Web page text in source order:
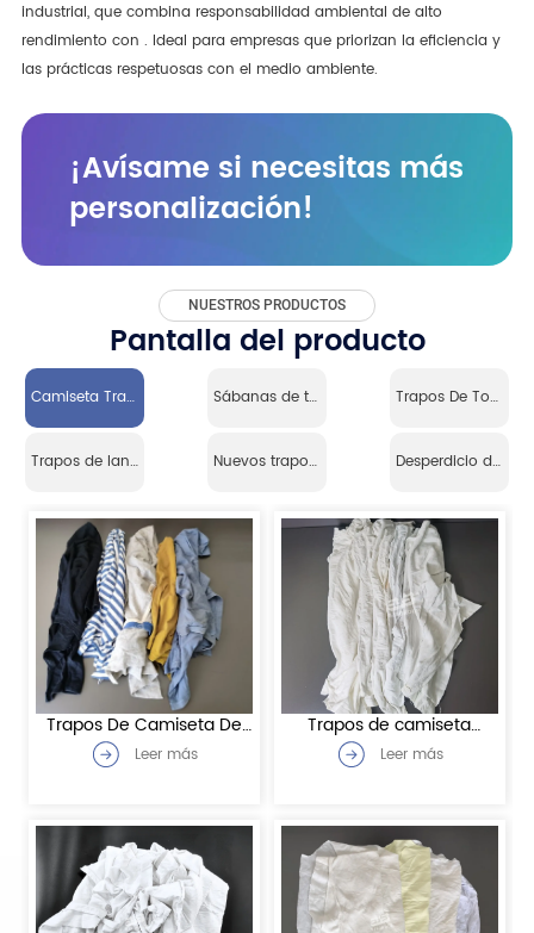
industrial, que combina responsabilidad ambiental de alto
rendimiento con . Ideal para empresas que priorizan la eficiencia y
las prácticas respetuosas con el medio ambiente.
¡Avísame si necesitas más
personalización!
NUESTROS PRODUCTOS
Pantalla del producto
Camiseta Trapos De Punto Sábanas de trapos (lino) Trapos De Toalla De Rizo
Trapos de lana cortavientos Nuevos trapos de algodón Desperdicio de algodón
Trapos De Camiseta De
Colores De Grado A
Leer más
Trapos de camiseta
blanca de grado A
Leer más